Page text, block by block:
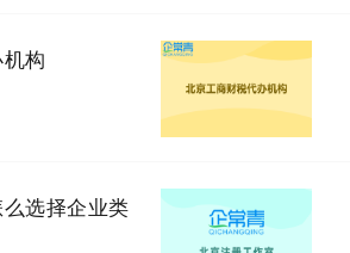
构
选择企业类